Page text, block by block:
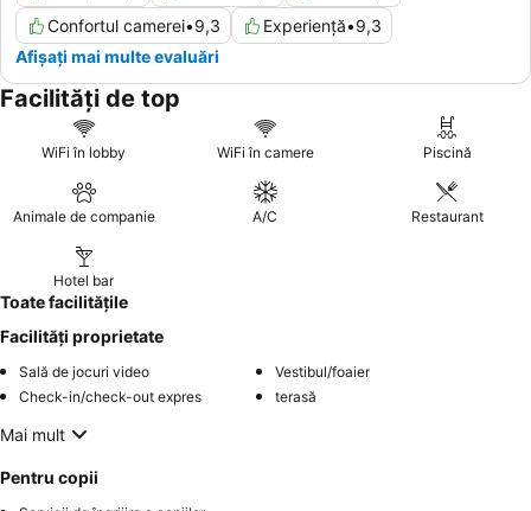
Confortul camerei•9,3 Experiență•9,3
Afișați mai multe evaluări
Facilități de top
WiFi în lobby WiFi în camere Piscină
Animale de companie A/C Restaurant
Hotel bar
Toate facilitățile
Facilități proprietate
Sală de jocuri video
Vestibul/foaier
Check-in/check-out expres
terasă
Mai mult
Pentru copii